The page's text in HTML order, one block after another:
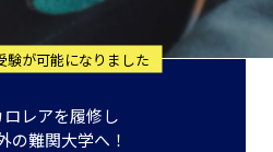
験が可能になりました
レアを履修し
の難関大学へ！